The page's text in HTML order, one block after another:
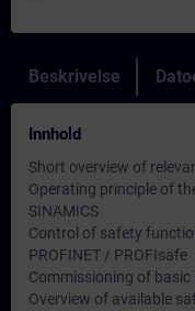
Beskrivelse
Innhold
Short overview of
Operating principle of
SINAMICS
Control of safety
PROFINET / PROFIsafe
Commissioning of
Overview of available